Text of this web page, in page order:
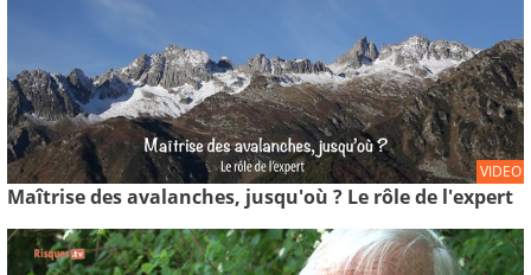
VIDEO
Maîtrise des avalanches, jusqu'où ? Le rôle de l'expert